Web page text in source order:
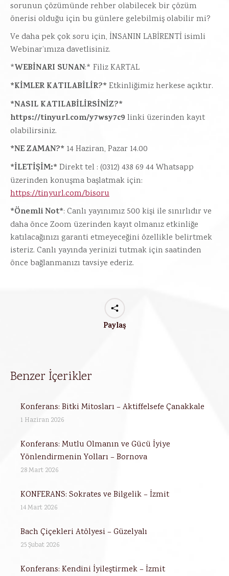
sorunun çözümünde rehber olabilecek bir çözüm
önerisi olduğu için bu günlere gelebilmiş olabilir mi?
Ve daha pek çok soru için, İNSANIN LABİRENTİ isimli
Webinar’ımıza davetlisiniz.
*WEBİNARI SUNAN:* Filiz KARTAL
*KİMLER KATILABİLİR?*Etkinliğimiz herkese açıktır.
*NASIL KATILABİLİRSİNİZ?*
https://tinyurl.com/y7wsy7c9 linki üzerinden kayıt
olabilirsiniz.
*NE ZAMAN?* 14 Haziran, Pazar 14.00
*İLETİŞİM:*Direkt tel : (0312) 438 69 44 Whatsapp
üzerinden konuşma başlatmak için:
https://tinyurl.com/bisoru
*Önemli Not*: Canlı yayınımız 500 kişi ile sınırlıdır ve
daha önce Zoom üzerinden kayıt olmanız etkinliğe
katılacağınızı garanti etmeyeceğini özellikle belirtmek
isteriz. Canlı yayında yerinizi tutmak için saatinden
önce bağlanmanızı tavsiye ederiz.
Paylaş
Benzer İçerikler
Konferans: Bitki Mitosları – Aktiffelsefe Çanakkale
1 Haziran 2026
Konferans: Mutlu Olmanın ve Gücü İyiye
Yönlendirmenin Yolları – Bornova
28 Mart 2026
KONFERANS: Sokrates ve Bilgelik – İzmit
14 Mart 2026
Bach Çiçekleri Atölyesi – Güzelyalı
25 Şubat 2026
Konferans: Kendini İyileştirmek – İzmit